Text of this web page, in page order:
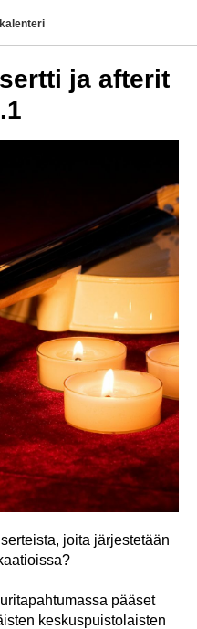
ja afterit
joita järjestetään
pääset
keskuspuistolaisten